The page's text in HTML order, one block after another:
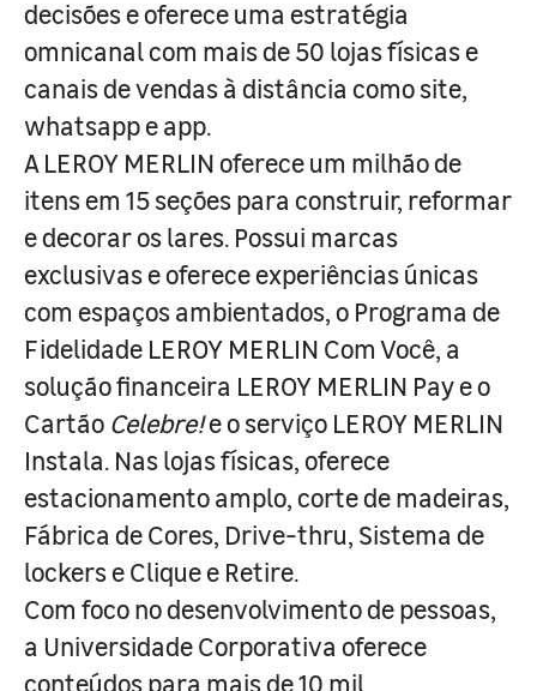
decisões e oferece uma estratégia
omnicanal com mais de 50 lojas físicas e
canais de vendas à distância como site,
whatsapp e app.
A LEROY MERLIN oferece um milhão de
itens em 15 seções para construir, reformar
e decorar os lares. Possui marcas
exclusivas e oferece experiências únicas
com espaços ambientados, o Programa de
Fidelidade LEROY MERLIN Com Você, a
solução financeira LEROY MERLIN Pay e o
Cartão Celebre!e o serviço LEROY MERLIN
Instala. Nas lojas físicas, oferece
estacionamento amplo, corte de madeiras,
Fábrica de Cores, Drive-thru, Sistema de
lockers e Clique e Retire.
Com foco no desenvolvimento de pessoas,
a Universidade Corporativa oferece
conteúdos para mais de 10 mil